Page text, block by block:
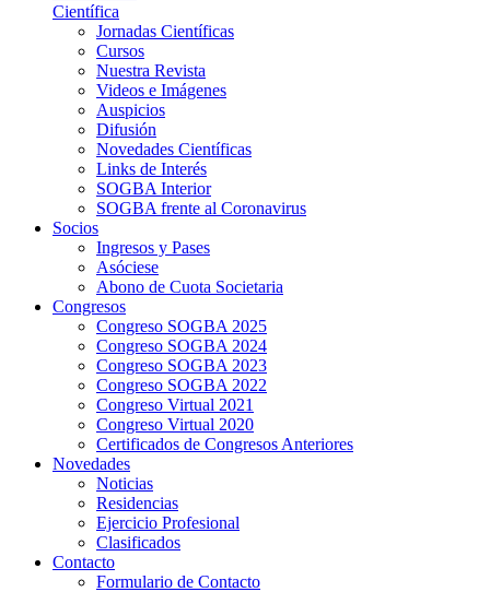
Científica
Jornadas Científicas
Cursos
Nuestra Revista
Videos e Imágenes
Auspicios
Difusión
Novedades Científicas
Links de Interés
SOGBA Interior
SOGBA frente al Coronavirus
Socios
Ingresos y Pases
Asóciese
Abono de Cuota Societaria
Congresos
Congreso SOGBA 2025
Congreso SOGBA 2024
Congreso SOGBA 2023
Congreso SOGBA 2022
Congreso Virtual 2021
Congreso Virtual 2020
Certificados de Congresos Anteriores
Novedades
Noticias
Residencias
Ejercicio Profesional
Clasificados
Contacto
Formulario de Contacto